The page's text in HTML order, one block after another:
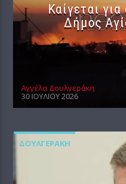
Καίγεται
Δήμος
Αγγέλα Δουλγεράκη
30 ΙΟΥΛΊΟΥ 2026
ΔΟΥΛΓΕΡΆΚΗ